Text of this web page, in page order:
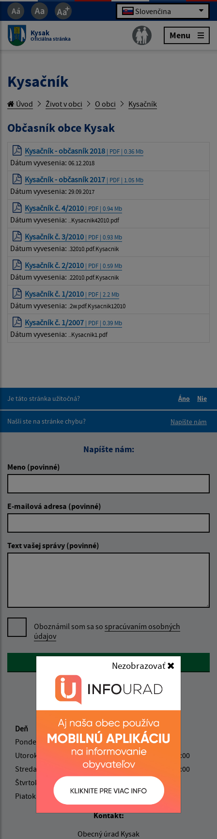
Nezobrazovať
Slovenčina
Kysak
Oficiálna stránka Menu
Kysačník
Úvod Život v obci O obci Kysačník
Občasník obce Kysak
Kysačník - občasník 2018 | PDF | 0.36 Mb
Dátum vyvesenia: 06.12.2018
Kysačník - občasník 2017 | PDF | 1.05 Mb
Dátum vyvesenia: 29.09.2017
Kysačník č. 4/2010 | PDF | 0.94 Mb
Dátum vyvesenia: ..Kysacnik42010.pdf
Kysačník č. 3/2010 | PDF | 0.93 Mb
Dátum vyvesenia: .32010.pdf.Kysacnik
Kysačník č. 2/2010 | PDF | 0.59 Mb
Dátum vyvesenia: .22010.pdf.Kysacnik
Kysačník č. 1/2010 | PDF | 2.2 Mb
Dátum vyvesenia: .2w.pdf.Kysacnik12010
Kysačník č. 1/2007 | PDF | 0.39 Mb
Dátum vyvesenia: ..Kysacnik1.pdf
Je táto stránka užitočná?
Áno
Nie
Našli ste na stránke chybu?
Napíšte nám
Napíšte nám:
Meno (povinné)
E-mailová adresa (povinné)
Text vašej správy (povinné)
Oboznámil som sa so spracúvaním osobných
údajov
Google reCaptcha ResponseOdoslať správu
Úradné hodiny:
Deň
Čas
Pondelok:
08:00 - 12:00
Utorok:
08:00 - 12:00
13:00 - 16:00
Streda:
13:00 - 18:00
Štvrtok:
Piatok:
nestránkový deň
Kontakt:
Obecný úrad Kysak